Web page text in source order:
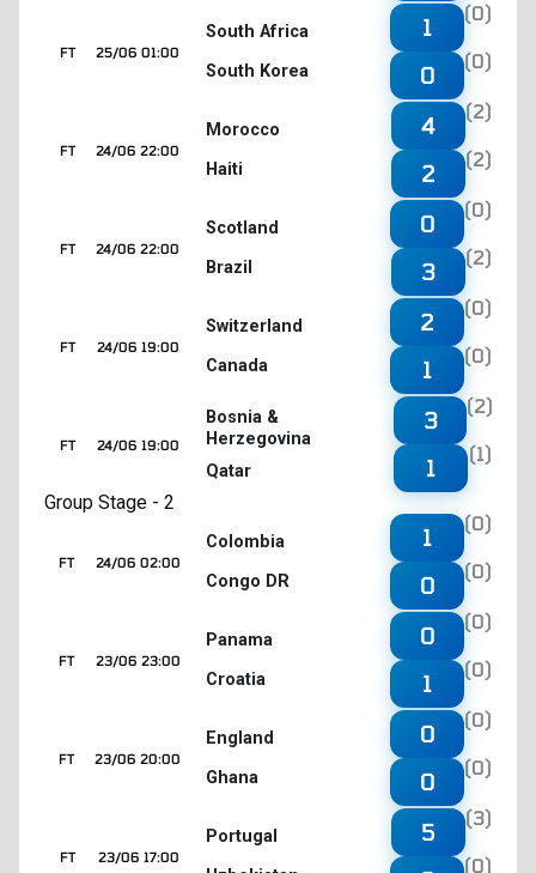
25/06 01:00
FT
South Africa
South Korea
1
(0)
0
(0)
24/06 22:00
FT
Morocco
Haiti
4
(2)
2
(2)
24/06 22:00
FT
Scotland
Brazil
0
(0)
3
(2)
24/06 19:00
FT
Switzerland
Canada
2
(0)
1
(0)
24/06 19:00
FT
Bosnia &
Herzegovina
Qatar
3
(2)
1
(1)
Group Stage - 2
24/06 02:00
FT
Colombia
Congo DR
1
(0)
0
(0)
23/06 23:00
FT
Panama
Croatia
0
(0)
1
(0)
23/06 20:00
FT
England
Ghana
0
(0)
0
(0)
23/06 17:00
FT
Portugal
5
(3)
(0)